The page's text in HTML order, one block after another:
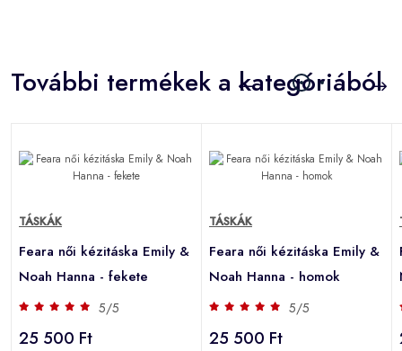
További termékek a kategóriából
TÁSKÁK
Feara női kézitáska Emily &
Noah Hanna - fekete
5/5
25 500 Ft
TÁSKÁK
Feara női kézitáska Emily &
Noah Hanna - homok
5/5
25 500 Ft